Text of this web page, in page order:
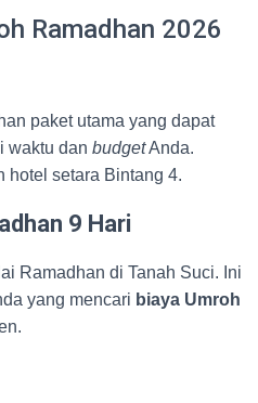
Ramadhan 2026
paket utama yang dapat
waktu dan budgetAnda.
hotel setara Bintang 4.
9 Hari
Ramadhan di Tanah Suci. Ini
yang mencari biaya Umroh